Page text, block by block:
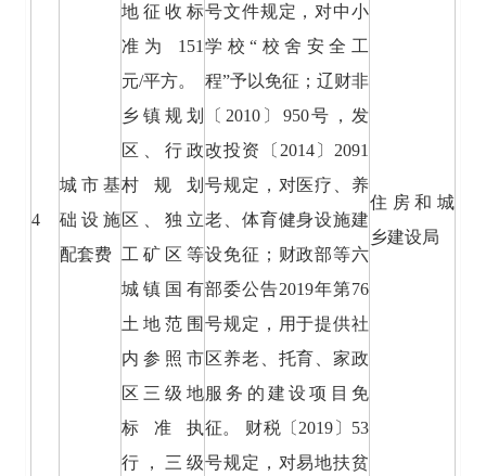
4
城市基
础设施
配套费
地征收标
准为 151
元/平方。
乡镇规划
区、行政
村规划
区、独立
工矿区等
城镇国有
土地范围
内参照市
区三级地
标准执
行，三级
号文件规定，对中小
学校“校舍安全工
程”予以免征；辽财非
〔2010〕950号，发
改投资〔2014〕2091
号规定，对医疗、养
老、体育健身设施建
设免征；财政部等六
部委公告2019年第76
号规定，用于提供社
区养老、托育、家政
服务的建设项目免
征。 财税〔2019〕53
号规定，对易地扶贫
住房和城
乡建设局